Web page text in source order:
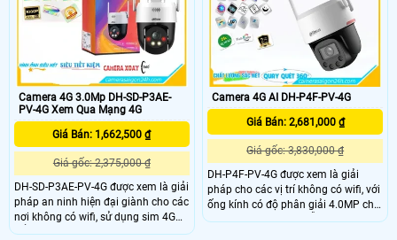
phù hợp sử dụng cả trong nhà lẫn
ngoài trời.
Camera 4G 3.0Mp DH-SD-P3AE-
PV-4G Xem Qua Mạng 4G
Giá Bán: 1,662,500 ₫
Giá gốc: 2,375,000 ₫
DH-SD-P3AE-PV-4G được xem là giải
pháp an ninh hiện đại giành cho các
nơi không có wifi, sử dụng sim 4G
để cấp mạng, trang bị ống kính
Camera 4G AI DH-P4F-PV-4G
Giá Bán: 2,681,000 ₫
Giá gốc: 3,830,000 ₫
DH-P4F-PV-4G được xem là giải
pháp cho các vị trí không có wifi, với
ống kính có độ phân giải 4.0MP cho
ra hình ảnh sắc nét, hỗ trợ H.265+,